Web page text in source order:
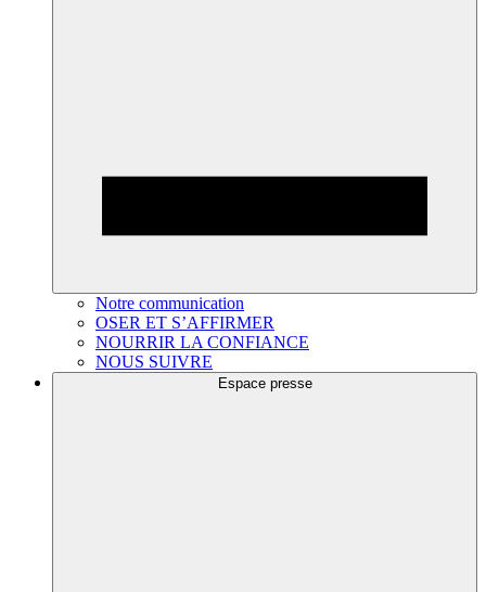
Notre communication
OSER ET S’AFFIRMER
NOURRIR LA CONFIANCE
NOUS SUIVRE
Espace presse